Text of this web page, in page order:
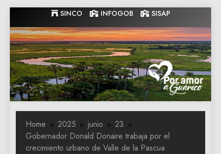
to
content
SINCO INFOGOB SISAP
Gobernacion
de Guarico
Gobernacion de Guarico
Home 2025 junio
23
Gobernador Donald Donaire trabaja por el
crecimiento urbano de Valle de la Pascua